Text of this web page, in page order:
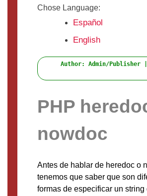
Chose Language:
Español
English
Author: Admin/Publisher
PHP
nowdoc
Antes de hablar de heredoc o
tenemos que saber que son
formas de especificar un string